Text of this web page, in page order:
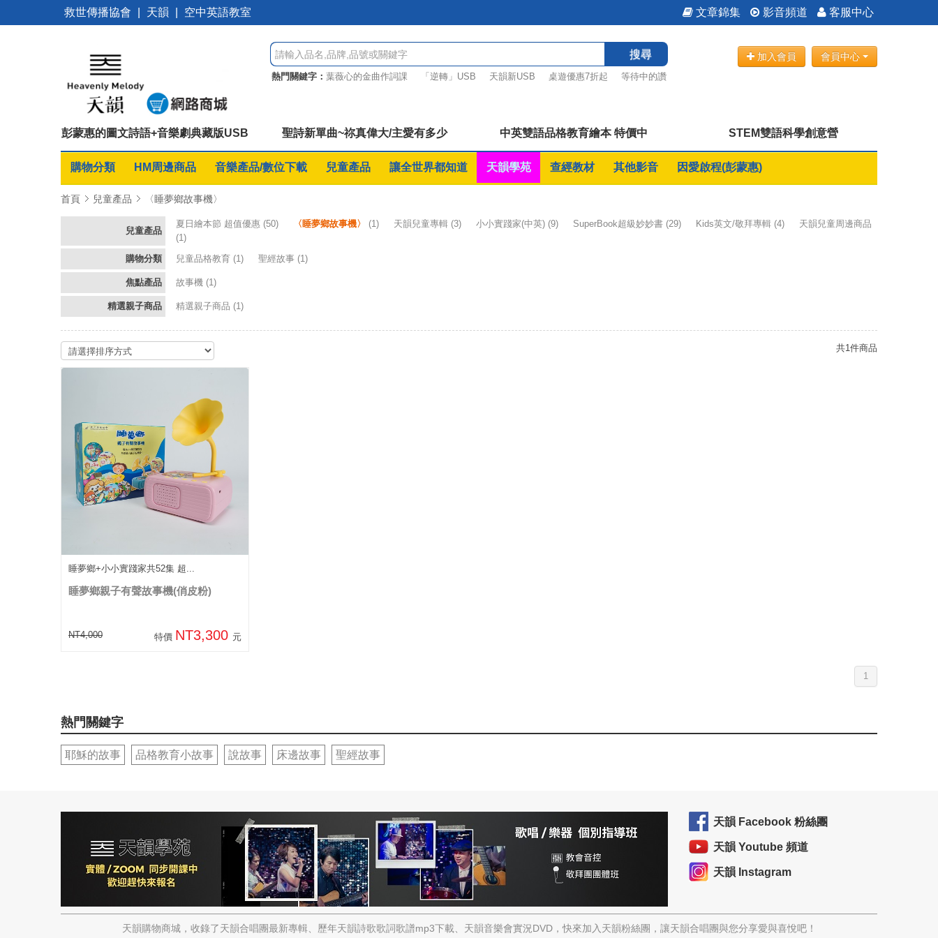
救世傳播協會 天韻 空中英語教室 文章錦集 影音頻道 客服中心
搜尋
熱門關鍵字： 葉薇心的金曲作詞課 「逆轉」USB 天韻新USB 桌遊優惠7折起
等待中的讚
加入會員 會員中心
彭蒙惠的圖文詩語+音樂劇典藏版USB 聖詩新單曲~祢真偉大/主愛有多少 中英雙語品格教育繪本 特價中 STEM雙語科學創意營
購物分類 HM周邊商品 音樂產品/數位下載 兒童產品 讓全世界都知道 天韻學苑 查經教材 其他影音 因愛啟程(彭蒙惠)
首頁 兒童產品 〈睡夢鄉故事機〉
兒童產品
夏日繪本節 超值優惠 (50) 〈睡夢鄉故事機〉 (1) 天韻兒童專輯 (3) 小小實踐家(中英) (9) SuperBook超級妙妙書 (29) Kids英文/敬拜專輯 (4)
天韻兒童周邊商品
(1)
購物分類
兒童品格教育 (1) 聖經故事 (1)
焦點產品 故事機 (1)
精選親子商品 精選親子商品 (1)
共1件商品
睡夢鄉+小小實踐家共52集 超...
睡夢鄉親子有聲故事機(俏皮粉)
NT4,000 特價 NT3,300 元
1
熱門關鍵字
耶穌的故事 品格教育小故事 說故事 床邊故事 聖經故事
天韻 Facebook 粉絲團
天韻 Youtube 頻道
天韻 Instagram
天韻購物商城，收錄了天韻合唱團最新專輯、歷年天韻詩歌歌詞歌譜mp3下載、天韻音樂會實況DVD，快來加入天韻粉絲團，讓天韻合唱團與您分享愛與喜悅吧！